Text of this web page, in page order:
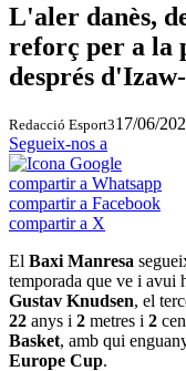
L'aler danès,
reforç per a la
després
Redacció Esport317/06/
Segueix-nos a
compartir a Whatsapp
compartir a Facebook
compartir a X
El Baxi Manresa
temporada que ve i avui
Gustav Knudsen, el
22 anys i 2 metres i 2
Basket, amb qui
Europe Cup.